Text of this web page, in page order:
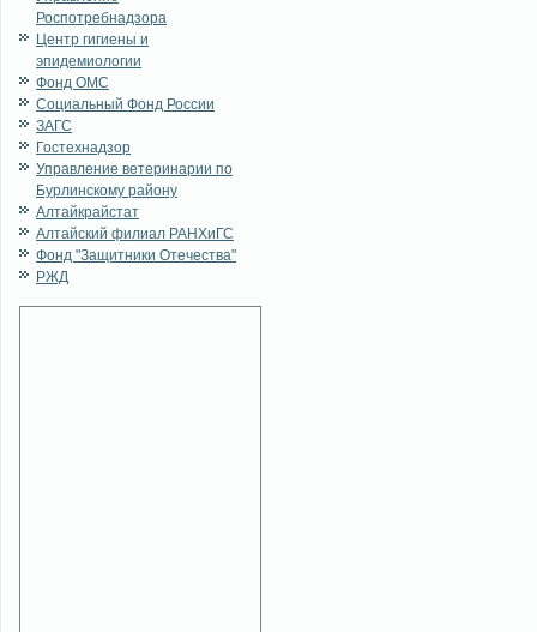
Роспотребнадзора
Центр гигиены и
эпидемиологии
Фонд ОМС
Социальный Фонд России
ЗАГС
Гостехнадзор
Управление ветеринарии по
Бурлинскому району
Алтайкрайстат
Алтайский филиал РАНХиГС
Фонд "Защитники Отечества"
РЖД